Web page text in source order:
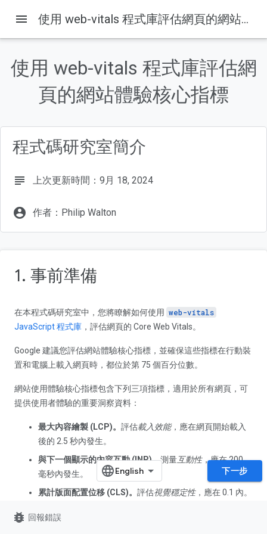
這個頁面中的內容
1. 事前準備
必要條件
2. 在網頁中加入 web-vitals 程式庫
menu 使用 web-vitals 程式庫評估網頁的網站體驗核心指標
使用 web-vitals 程式庫評估網
頁的網站體驗核心指標
程式碼研究室簡介
subject 上次更新時間：9月 18, 2024
account_circle 作者：Philip Walton
1. 事前準備
在本程式碼研究室中，您將瞭解如何使用 web-vitals
JavaScript 程式庫 ，評估網頁的 Core Web Vitals。
Google 建議您評估網站體驗核心指標，並確保這些指標在行動裝
置和電腦上載入網頁時，都位於第 75 個百分位數。
網站使用體驗核心指標包含下列三項指標，適用於所有網頁，可
提供使用者體驗的重要洞察資料：
最大內容繪製 (LCP)。 評估載入效能，應在網頁開始載入
後的 2.5 秒內發生。
與下一個顯示的內容互動 (INP)。測量互動性，應在 200
毫秒內發生。
累計版面配置位移 (CLS)。 評估視覺穩定性，應在 0.1 內。
必要條件
下一步
bug_report 回報錯誤